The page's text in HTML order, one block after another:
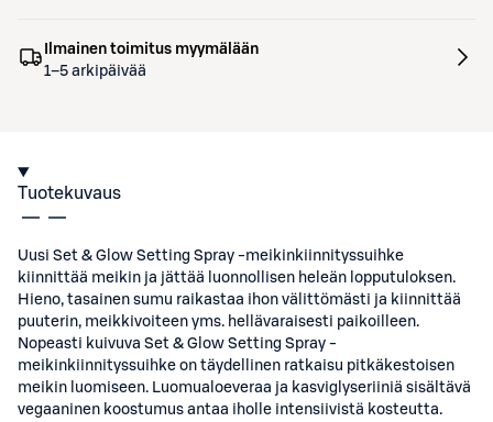
Ilmainen toimitus myymälään
1–5 arkipäivää
Tuotekuvaus
Uusi Set & Glow Setting Spray -meikinkiinnityssuihke
kiinnittää meikin ja jättää luonnollisen heleän lopputuloksen.
Hieno, tasainen sumu raikastaa ihon välittömästi ja kiinnittää
puuterin, meikkivoiteen yms. hellävaraisesti paikoilleen.
Nopeasti kuivuva Set & Glow Setting Spray -
meikinkiinnityssuihke on täydellinen ratkaisu pitkäkestoisen
meikin luomiseen. Luomualoeveraa ja kasviglyseriiniä sisältävä
vegaaninen koostumus antaa iholle intensiivistä kosteutta.